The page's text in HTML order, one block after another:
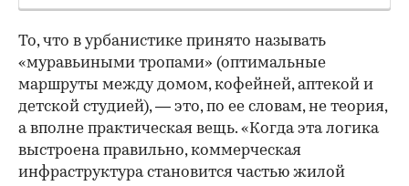
То, что в урбанистике принято называть
«муравьиными тропами» (оптимальные
маршруты между домом, кофейней, аптекой и
детской студией), — это, по ее словам, не теория,
а вполне практическая вещь. «Когда эта логика
выстроена правильно, коммерческая
инфраструктура становится частью жилой